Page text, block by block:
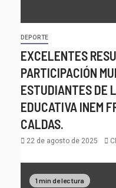
DEPORTE
EXCELENTES
PARTICIPACIÓN
ESTUDIANTES DE
EDUCATIVA INEM
CALDAS.
22 de agosto de 2025
1 min de lectura